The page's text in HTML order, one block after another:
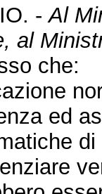
-Al
al
che:
ed